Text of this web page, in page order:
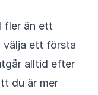
fler än ett
välja ett första
alltid efter
du är mer